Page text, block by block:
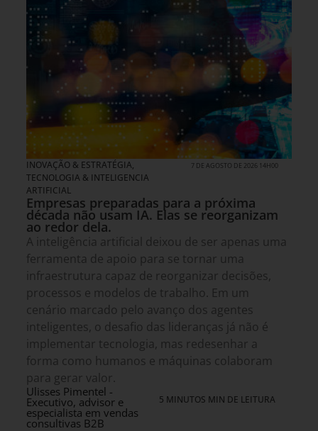
INOVAÇÃO & ESTRATÉGIA,
TECNOLOGIA & INTELIGENCIA
ARTIFICIAL
7 DE AGOSTO DE 2026 14H00
Empresas preparadas para a próxima
década não usam IA. Elas se reorganizam
ao redor dela.
A inteligência artificial deixou de ser apenas uma
ferramenta de apoio para se tornar uma
infraestrutura capaz de reorganizar decisões,
processos e modelos de trabalho. Em um
cenário marcado pelo avanço dos agentes
inteligentes, o desafio das lideranças já não é
implementar tecnologia, mas redesenhar a
forma como humanos e máquinas colaboram
para gerar valor.
Ulisses Pimentel -
Executivo, advisor e
especialista em vendas
consultivas B2B
5 MINUTOS MIN DE LEITURA